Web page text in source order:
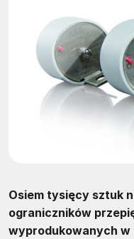
Osiem tysięcy sztuk
ograniczników
wyprodukowanych w